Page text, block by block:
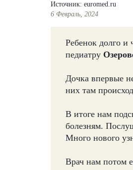
Источник: euromed.ru
6 Февраль, 2024
Ребенок долго и
педиатру
Дочка впервые
них там
В итоге нам
болезням.
Много нового
Врач нам потом